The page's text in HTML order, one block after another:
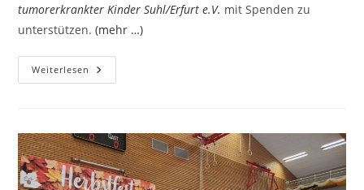
tumorerkrankter Kinder Suhl/Erfurt e.V. mit Spenden zu
unterstützen.(mehr …)
Weiterlesen Spendenübergabe
An
Tumorerkrankter
Kinder
Suhl/Erfurt
E.V.